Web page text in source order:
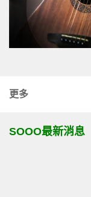
更多
SOOO最新消息